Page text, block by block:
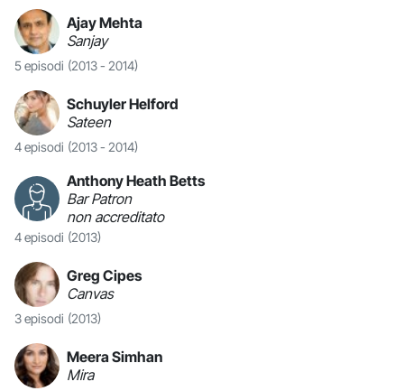
Ajay Mehta
Sanjay
5 episodi (2013 - 2014)
Schuyler Helford
Sateen
4 episodi (2013 - 2014)
Anthony Heath Betts
Bar Patron
non accreditato
4 episodi (2013)
Greg Cipes
Canvas
3 episodi (2013)
Meera Simhan
Mira